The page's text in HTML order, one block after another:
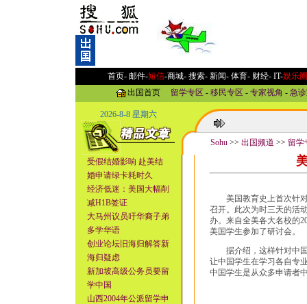
首页- 邮件-短信-商城- 搜索-新闻- 体育-财经- IT-娱乐圈
出国首页
留学专区- 移民专区- 专家视角 - 急
2026-8-8 星期六
受假结婚影响 赴美结
婚申请绿卡耗时久
经济低迷：美国大幅削
减H1B签证
大马州议员吁华裔子弟
多学华语
创业论坛旧海归解答新
海归疑虑
新加坡高级公务员要留
学中国
山西2004年公派留学申
Sohu >> 出国频道 >> 留学
美国教育史上首次针对
召开。此次为时三天的活
办。来自全美各大名校的
美国学生参加了研讨会。
据介绍，这样针对中国
让中国学生在学习各自专
中国学生是从众多申请者